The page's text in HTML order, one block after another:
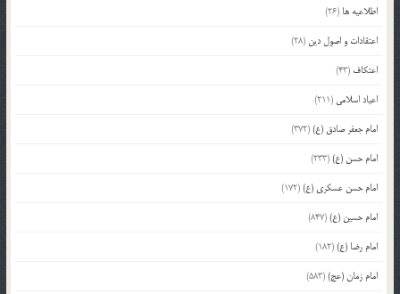
اطلاعیه ها (26)
اعتقادات و اصول دین (28)
اعتکاف (43)
اعیاد اسلامی (211)
امام جعفر صادق (ع)(372)
امام حسن (ع)(233)
امام حسن عسکری (ع)(172)
امام حسین (ع)(847)
امام رضا (ع)(182)
امام زمان (عج)(583)